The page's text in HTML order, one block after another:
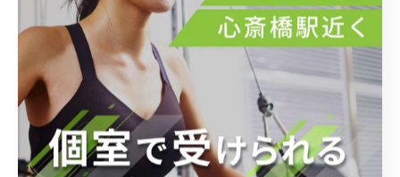
でなく、トレーナーの質やサポート体制もしっかり確認
することをおすすめします。
続けやすさ抜群！駅近個室で実感する健康の変化と喜
び